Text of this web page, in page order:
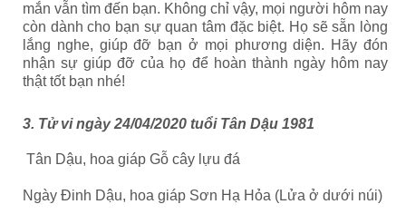
mắn vẫn tìm đến bạn. Không chỉ vậy, mọi người hôm nay
còn dành cho bạn sự quan tâm đặc biệt. Họ sẽ sẵn lòng
lắng nghe, giúp đỡ bạn ở mọi phương diện. Hãy đón
nhận sự giúp đỡ của họ để hoàn thành ngày hôm nay
thật tốt bạn nhé!
3. Tử vi ngày 24/04/2020 tuổi Tân Dậu 1981
Tân Dậu, hoa giáp Gỗ cây lựu đá
Ngày Đinh Dậu, hoa giáp Sơn Hạ Hỏa (Lửa ở dưới núi)